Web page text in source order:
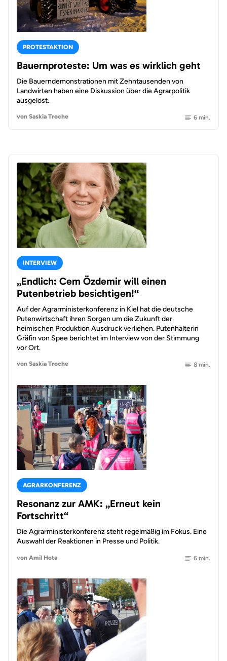
PROTESTAKTION
Bauernproteste: Um was es wirklich geht
Die Bauerndemonstrationen mit Zehntausenden von
Landwirten haben eine Diskussion über die Agrarpolitik
ausgelöst.
von Saskia Troche 6 min.
INTERVIEW
„Endlich: Cem Özdemir will einen
Putenbetrieb besichtigen!“
Auf der Agrarministerkonferenz in Kiel hat die deutsche
Putenwirtschaft ihren Sorgen um die Zukunft der
heimischen Produktion Ausdruck verliehen. Putenhalterin
Gräfin von Spee berichtet im Interview von der Stimmung
vor Ort.
von Saskia Troche 8 min.
AGRARKONFERENZ
Resonanz zur AMK: „Erneut kein
Fortschritt“
Die Agrarministerkonferenz steht regelmäßig im Fokus. Eine
Auswahl der Reaktionen in Presse und Politik.
von Amil Hota 6 min.